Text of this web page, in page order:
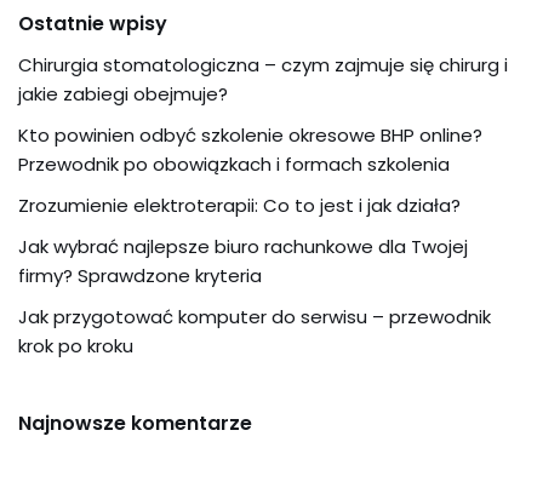
Ostatnie wpisy
Chirurgia stomatologiczna – czym zajmuje się chirurg i
jakie zabiegi obejmuje?
Kto powinien odbyć szkolenie okresowe BHP online?
Przewodnik po obowiązkach i formach szkolenia
Zrozumienie elektroterapii: Co to jest i jak działa?
Jak wybrać najlepsze biuro rachunkowe dla Twojej
firmy? Sprawdzone kryteria
Jak przygotować komputer do serwisu – przewodnik
krok po kroku
Najnowsze komentarze